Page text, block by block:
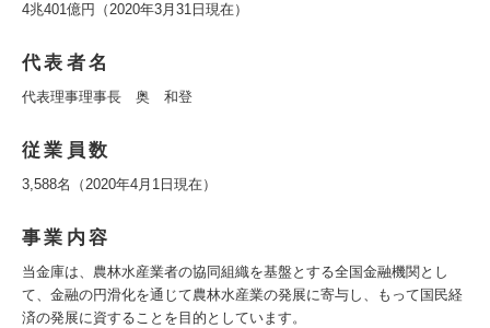
4兆401億円（2020年3月31日現在）
代表者名
代表理事理事長 奥 和登
従業員数
3,588名（2020年4月1日現在）
事業内容
当金庫は、農林水産業者の協同組織を基盤とする全国金融機関とし
て、金融の円滑化を通じて農林水産業の発展に寄与し、もって国民経
済の発展に資することを目的としています。